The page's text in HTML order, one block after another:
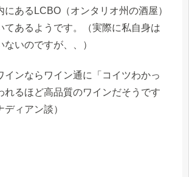
にあるLCBO（オンタリオ州の酒屋）
てあるようです。（実際に私自身は
ないのですが、、）
インならワイン通に「コイツわかっ
れるほど高品質のワインだそうです
ィアン談）